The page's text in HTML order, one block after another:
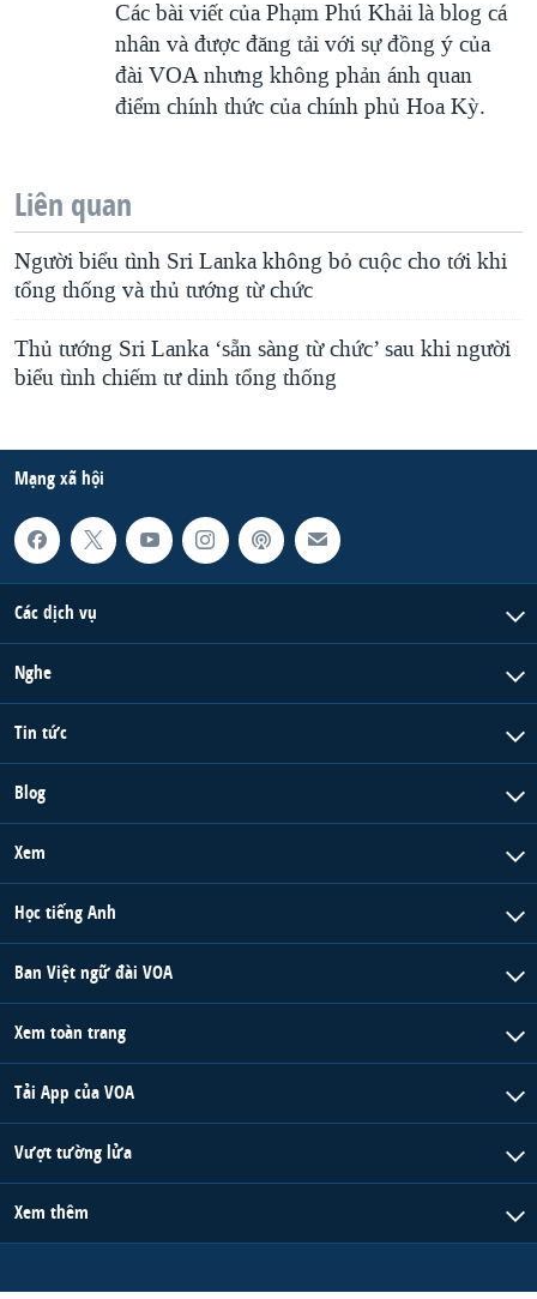
Các bài viết của Phạm Phú Khải là blog cá
nhân và được đăng tải với sự đồng ý của
đài VOA nhưng không phản ánh quan
điểm chính thức của chính phủ Hoa Kỳ.
Liên quan
Người biểu tình Sri Lanka không bỏ cuộc cho tới khi
tổng thống và thủ tướng từ chức
Thủ tướng Sri Lanka ‘sẵn sàng từ chức’ sau khi người
biểu tình chiếm tư dinh tổng thống
Mạng xã hội
Các dịch vụ
Nghe
Tin tức
Blog
Xem
Học tiếng Anh
Ban Việt ngữ đài VOA
Xem toàn trang
Tải App của VOA
Vượt tường lửa
Xem thêm